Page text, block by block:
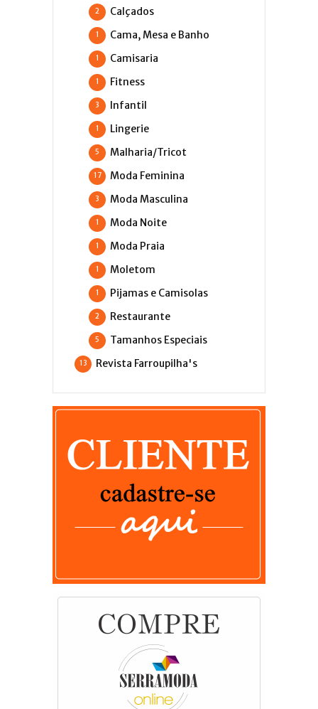
Calçados
2
Cama, Mesa e Banho
1
Camisaria
1
Fitness
1
Infantil
3
Lingerie
1
Malharia/Tricot
5
Moda Feminina
17
Moda Masculina
3
Moda Noite
1
Moda Praia
1
Moletom
1
Pijamas e Camisolas
1
Restaurante
2
Tamanhos Especiais
5
Revista Farroupilha's
13